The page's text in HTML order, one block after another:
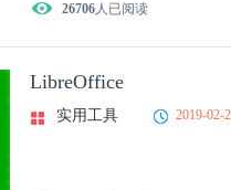
26706人已阅读
LibreOffice
实用工具 2019-02-